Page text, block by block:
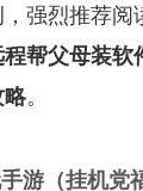
强烈推荐阅
帮父母装软
略。
游（挂机党